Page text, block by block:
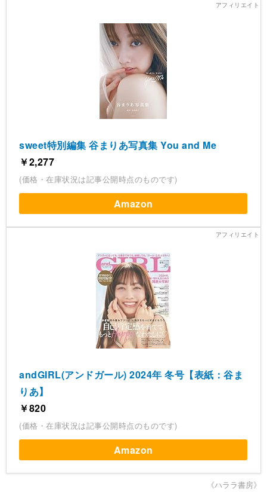
sweet特別編集 谷まりあ写真集 You and Me
￥2,277
(価格・在庫状況は記事公開時点のものです)
Amazon
andGIRL(アンドガール) 2024年 冬号【表紙：谷ま
りあ】
￥820
(価格・在庫状況は記事公開時点のものです)
Amazon
《ハララ書房》